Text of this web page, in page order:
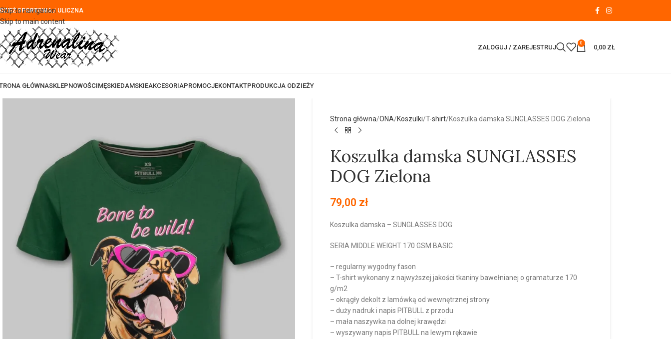
Skip to navigation
Skip to main content
SPORTOWA / ULICZNA
ZALOGUJ / ZAREJESTRUJ
0
0,00 ZŁ
GŁÓWNASKLEPNOWOŚCIMĘSKIEDAMSKIEAKCESORIAPROMOCJEKONTAKTPRODUKCJA ODZIEŻY
Strona główna ONA Koszulki T-shirt Koszulka damska SUNGLASSES DOG Zielona
Koszulka damska SUNGLASSES
DOG Zielona
79,00 zł
Koszulka damska – SUNGLASSES DOG
SERIA MIDDLE WEIGHT 170 GSM BASIC
– regularny wygodny fason
– T-shirt wykonany z najwyższej jakości tkaniny bawełnianej o gramaturze 170
g/m2
– okrągły dekolt z lamówką od wewnętrznej strony
– duży nadruk i napis PITBULL z przodu
– mała naszywka na dolnej krawędzi
– wyszywany napis PITBULL na lewym rękawie